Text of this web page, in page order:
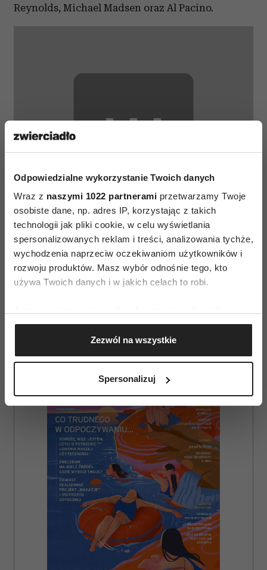
Odpowiedzialne wykorzystanie Twoich danych
Wraz z naszymi 1022 partnerami przetwarzamy Twoje
osobiste dane, np. adres IP, korzystając z takich
technologii jak pliki cookie, w celu wyświetlania
spersonalizowanych reklam i treści, analizowania tychże,
wychodzenia naprzeciw oczekiwaniom użytkowników i
rozwoju produktów. Masz wybór odnośnie tego, kto
używa Twoich danych i w jakich celach to robi.
Gromadzić dane dotyczące Twojej lokalizacji
geograficznej z dokładnością nawet do kilku metrów
Identyfikować Twoje urządzenie, aktywnie
(fingerprinting, czyli wirtualny odcisk palca)
dane są przetwarzane oraz ustaw własne preferencje w
sekcji szczegółów. W Deklaracji plików cookie możesz
zmienić lub wycofać swoją zgodę w dowolnej chwili.
Wykorzystujemy pliki cookie do spersonalizowania treści
i reklam, aby oferować funkcje społecznościowe i
analizować ruch w naszej witrynie. Informacje o tym, jak
korzystasz z naszej witryny, udostępniamy partnerom
społecznościowym, reklamowym i analitycznym.
Partnerzy mogą połączyć te informacje z innymi danymi
otrzymanymi od Ciebie lub uzyskanymi podczas
Zezwól na wszystkie
Spersonalizuj
Reynolds, Michael Madsen oraz Al Pacino.
⋯
tę zawartość YouTube.
AUTOPROMOCJA